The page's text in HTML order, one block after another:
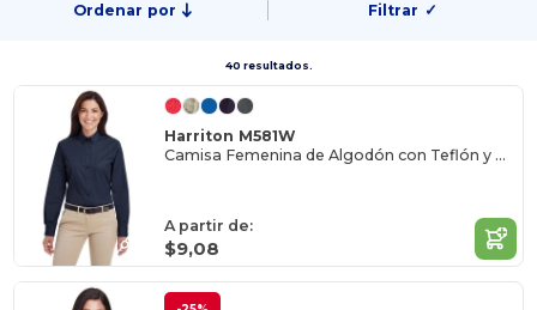
Ordenar por Filtrar ✓
40 resultados.
Harriton M581W
Camisa Femenina de Algodón con Teflón y Manga Larga
A partir de:
$9,08